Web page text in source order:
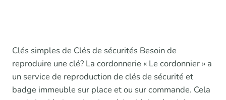
Clés simples de Clés de sécurités Besoin de
reproduire une clé? La cordonnerie « Le cordonnier » a
un service de reproduction de clés de sécurité et
badge immeuble sur place et ou sur commande. Cela